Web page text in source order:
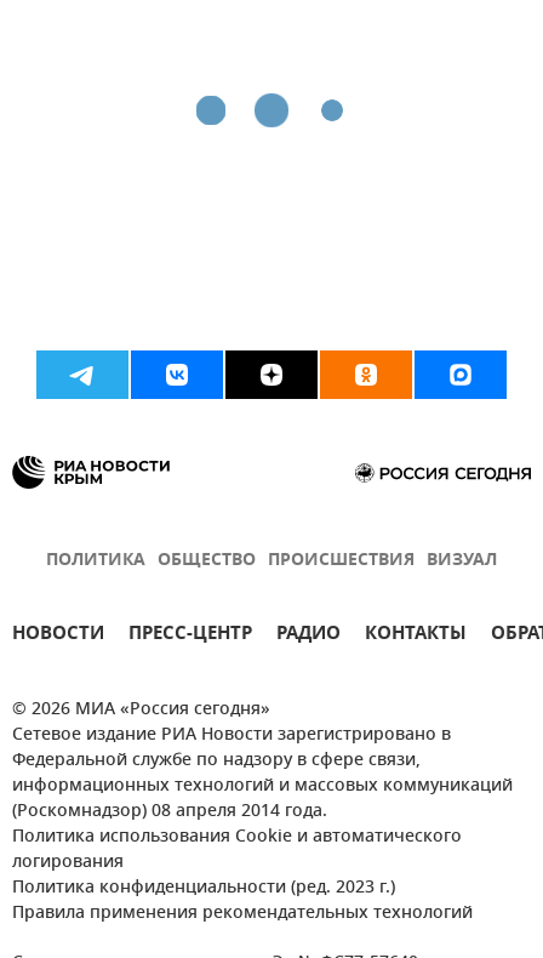
ПОЛИТИКА ОБЩЕСТВО ПРОИСШЕСТВИЯ ВИЗУАЛ
НОВОСТИ ПРЕСС-ЦЕНТР РАДИО КОНТАКТЫ
© 2026 МИА «Россия сегодня»
Сетевое издание РИА Новости зарегистрировано в
Федеральной службе по надзору в сфере связи,
информационных технологий и массовых коммуникаций
(Роскомнадзор) 08 апреля 2014 года.
Политика использования Cookie и автоматического
логирования
Политика конфиденциальности (ред. 2023 г.)
Правила применения рекомендательных технологий